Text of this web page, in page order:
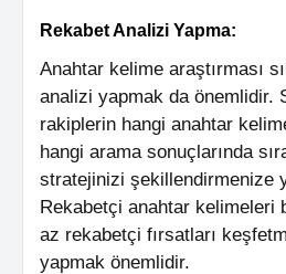
Rekabet Analizi Yapma:
Anahtar kelime araştırması
analizi yapmak da önemlidir.
rakiplerin hangi anahtar
hangi arama sonuçlarında
stratejinizi şekillendirmenize
Rekabetçi anahtar kelimeleri
az rekabetçi fırsatları
yapmak önemlidir.